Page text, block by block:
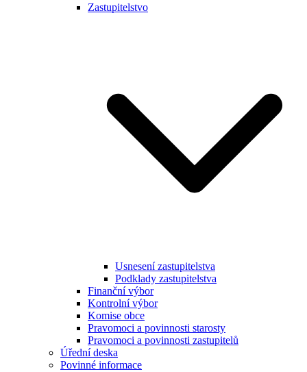
Zastupitelstvo
Usnesení zastupitelstva
Podklady zastupitelstva
Finanční výbor
Kontrolní výbor
Komise obce
Pravomoci a povinnosti starosty
Pravomoci a povinnosti zastupitelů
Úřední deska
Povinné informace